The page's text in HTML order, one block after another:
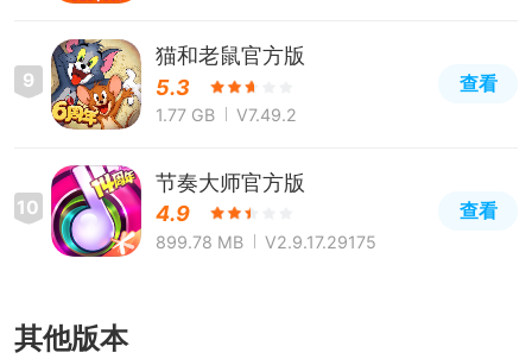
9
猫和老鼠官方版
5.3
1.77 GB V7.49.2
查看
10
节奏大师官方版
4.9
899.78 MB V2.9.17.29175
查看
其他版本